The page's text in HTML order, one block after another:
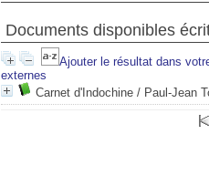
Documents disponibles
Ajouter le résultat dans
externes
Carnet d'Indochine / Paul-Jean